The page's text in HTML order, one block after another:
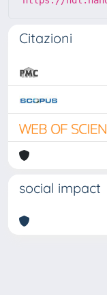
Citazioni
social impact